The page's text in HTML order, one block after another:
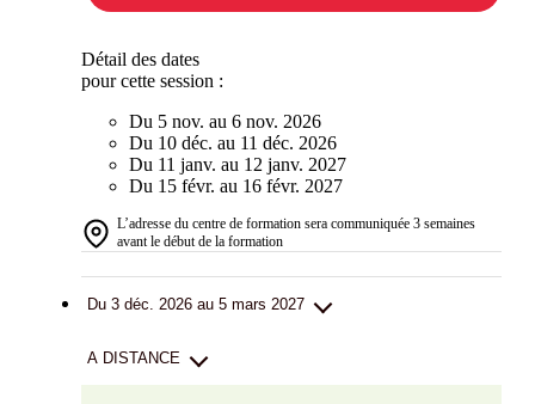
Détail des dates
pour cette session :
Du 5 nov. au 6 nov. 2026
Du 10 déc. au 11 déc. 2026
Du 11 janv. au 12 janv. 2027
Du 15 févr. au 16 févr. 2027
L’adresse du centre de formation sera communiquée 3 semaines
avant le début de la formation
Du 3 déc. 2026 au 5 mars 2027
A DISTANCE